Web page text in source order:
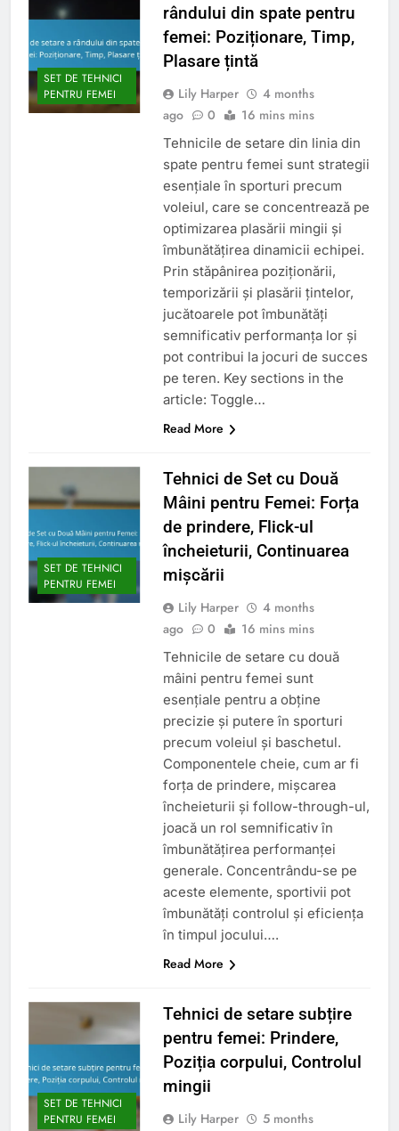
SET DE TEHNICI
PENTRU FEMEI
rândului din spate pentru
femei: Poziționare, Timp,
Plasare țintă
Lily Harper
4 months
ago
0 16 mins mins
Tehnicile de setare din linia din
spate pentru femei sunt strategii
esențiale în sporturi precum
voleiul, care se concentrează pe
optimizarea plasării mingii și
îmbunătățirea dinamicii echipei.
Prin stăpânirea poziționării,
temporizării și plasării țintelor,
jucătoarele pot îmbunătăți
semnificativ performanța lor și
pot contribui la jocuri de succes
pe teren. Key sections in the
article: Toggle…
Read More
SET DE TEHNICI
PENTRU FEMEI
Tehnici de Set cu Două
Mâini pentru Femei: Forța
de prindere, Flick-ul
încheieturii, Continuarea
mișcării
Lily Harper
4 months
ago
0 16 mins mins
Tehnicile de setare cu două
mâini pentru femei sunt
esențiale pentru a obține
precizie și putere în sporturi
precum voleiul și baschetul.
Componentele cheie, cum ar fi
forța de prindere, mișcarea
încheieturii și follow-through-ul,
joacă un rol semnificativ în
îmbunătățirea performanței
generale. Concentrându-se pe
aceste elemente, sportivii pot
îmbunătăți controlul și eficiența
în timpul jocului….
Read More
SET DE TEHNICI
PENTRU FEMEI
Tehnici de setare subțire
pentru femei: Prindere,
Poziția corpului, Controlul
mingii
Lily Harper
5 months